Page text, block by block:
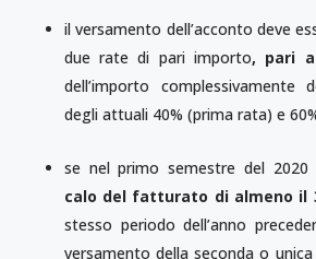
il versamento dell’acconto deve
due rate di pari importo, pari
dell’importo complessivamente
degli attuali 40% (prima rata) e
se nel primo semestre del 2020
calo del fatturato di almeno il
stesso periodo dell’anno
versamento della seconda o